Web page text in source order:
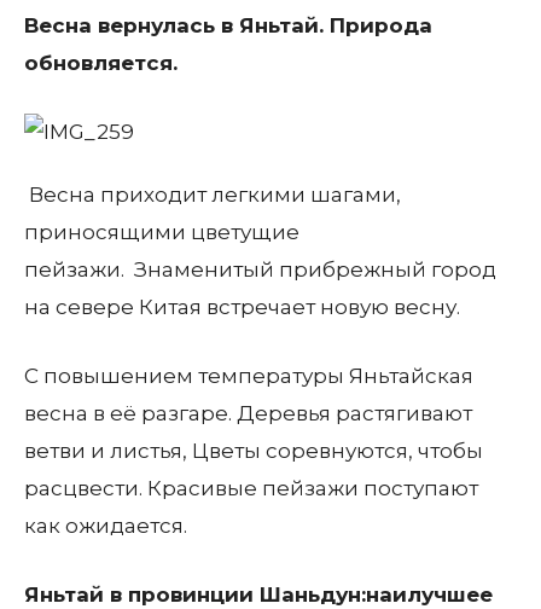
Весна вернулась в Яньтай. Природа
обновляется.
Весна приходит легкими шагами,
приносящими цветущие
пейзажи. Знаменитый прибрежный город
на севере Китая встречает новую весну.
С повышением температуры Яньтайская
весна в её разгаре. Деревья растягивают
ветви и листья, Цветы соревнуются, чтобы
расцвести. Красивые пейзажи поступают
как ожидается.
Яньтай в провинции Шаньдун:наилучшее